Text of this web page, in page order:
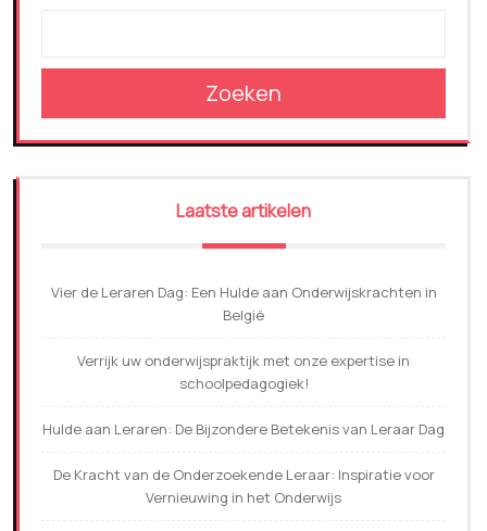
Zoeken
Laatste artikelen
Vier de Leraren Dag: Een Hulde aan Onderwijskrachten in
België
Verrijk uw onderwijspraktijk met onze expertise in
schoolpedagogiek!
Hulde aan Leraren: De Bijzondere Betekenis van Leraar Dag
De Kracht van de Onderzoekende Leraar: Inspiratie voor
Vernieuwing in het Onderwijs